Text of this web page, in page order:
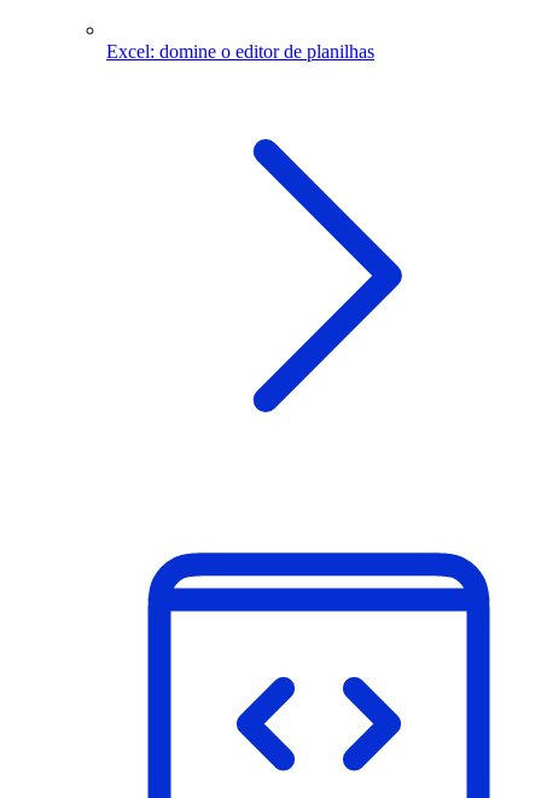
Excel: domine o editor de planilhas